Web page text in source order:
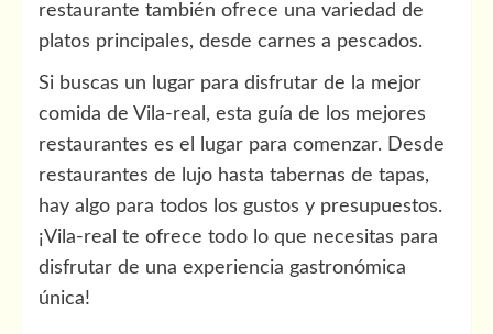
restaurante también ofrece una variedad de
platos principales, desde carnes a pescados.
Si buscas un lugar para disfrutar de la mejor
comida de Vila-real, esta guía de los mejores
restaurantes es el lugar para comenzar. Desde
restaurantes de lujo hasta tabernas de tapas,
hay algo para todos los gustos y presupuestos.
¡Vila-real te ofrece todo lo que necesitas para
disfrutar de una experiencia gastronómica
única!